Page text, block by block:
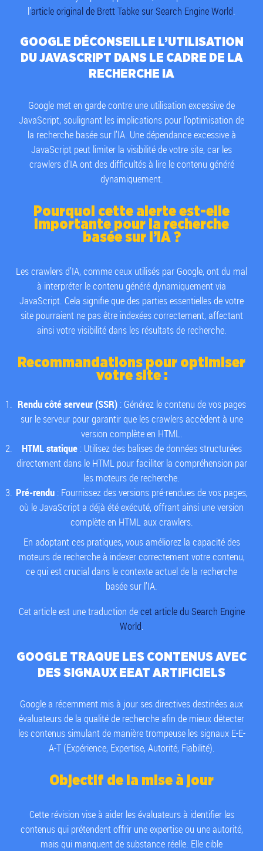
l’article original de Brett Tabke sur Search Engine World.
GOOGLE DÉCONSEILLE L’UTILISATION
DU JAVASCRIPT DANS LE CADRE DE LA
RECHERCHE IA
Google met en garde contre une utilisation excessive de
JavaScript, soulignant les implications pour l’optimisation de
la recherche basée sur l’IA. Une dépendance excessive à
JavaScript peut limiter la visibilité de votre site, car les
crawlers d’IA ont des difficultés à lire le contenu généré
dynamiquement.
Pourquoi cette alerte est-elle
importante pour la recherche
basée sur l’IA ?
Les crawlers d’IA, comme ceux utilisés par Google, ont du mal
à interpréter le contenu généré dynamiquement via
JavaScript. Cela signifie que des parties essentielles de votre
site pourraient ne pas être indexées correctement, affectant
ainsi votre visibilité dans les résultats de recherche.
Recommandations pour optimiser
votre site :
Rendu côté serveur (SSR): Générez le contenu de vos pages
sur le serveur pour garantir que les crawlers accèdent à une
version complète en HTML.
HTML statique: Utilisez des balises de données structurées
directement dans le HTML pour faciliter la compréhension par
les moteurs de recherche.
Pré-rendu: Fournissez des versions pré-rendues de vos pages,
où le JavaScript a déjà été exécuté, offrant ainsi une version
complète en HTML aux crawlers.
En adoptant ces pratiques, vous améliorez la capacité des
moteurs de recherche à indexer correctement votre contenu,
ce qui est crucial dans le contexte actuel de la recherche
basée sur l’IA.
Cet article est une traduction decet article du Search Engine
World
GOOGLE TRAQUE LES CONTENUS AVEC
DES SIGNAUX EEAT ARTIFICIELS
Google a récemment mis à jour ses directives destinées aux
évaluateurs de la qualité de recherche afin de mieux détecter
les contenus simulant de manière trompeuse les signaux E-E-
A-T (Expérience, Expertise, Autorité, Fiabilité).
Objectif de la mise à jour
Cette révision vise à aider les évaluateurs à identifier les
contenus qui prétendent offrir une expertise ou une autorité,
mais qui manquent de substance réelle. Elle cible